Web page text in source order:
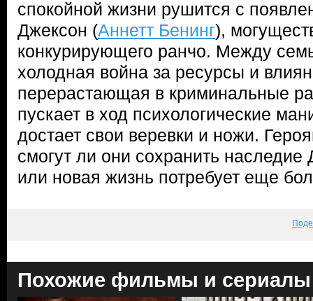
спокойной жизни рушится с
Джексон (Аннетт Бенинг),
конкурирующего ранчо. Между
холодная война за ресурсы и
перерастающая в криминальные
пускает в ход психологические
достает свои веревки и ножи.
смогут ли они сохранить наследие
или новая жизнь потребует еще
Похожие фильмы и сериалы